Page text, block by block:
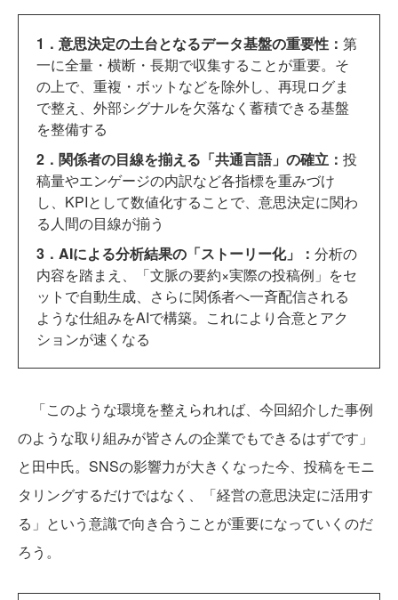
1．意思決定の土台となるデータ基盤の重要性： 第
一に全量・横断・長期で収集することが重要。そ
の上で、重複・ボットなどを除外し、再現ログま
で整え、外部シグナルを欠落なく蓄積できる基盤
を整備する
2．関係者の目線を揃える「共通言語」の確立： 投
稿量やエンゲージの内訳など各指標を重みづけ
し、KPIとして数値化することで、意思決定に関わ
る人間の目線が揃う
3．AIによる分析結果の「ストーリー化」： 分析の
内容を踏まえ、「文脈の要約×実際の投稿例」をセ
ットで自動生成、さらに関係者へ一斉配信される
ような仕組みをAIで構築。これにより合意とアク
ションが速くなる
「このような環境を整えられれば、今回紹介した事例
のような取り組みが皆さんの企業でもできるはずです」
と田中氏。SNSの影響力が大きくなった今、投稿をモニ
タリングするだけではなく、「経営の意思決定に活用す
る」という意識で向き合うことが重要になっていくのだ
ろう。